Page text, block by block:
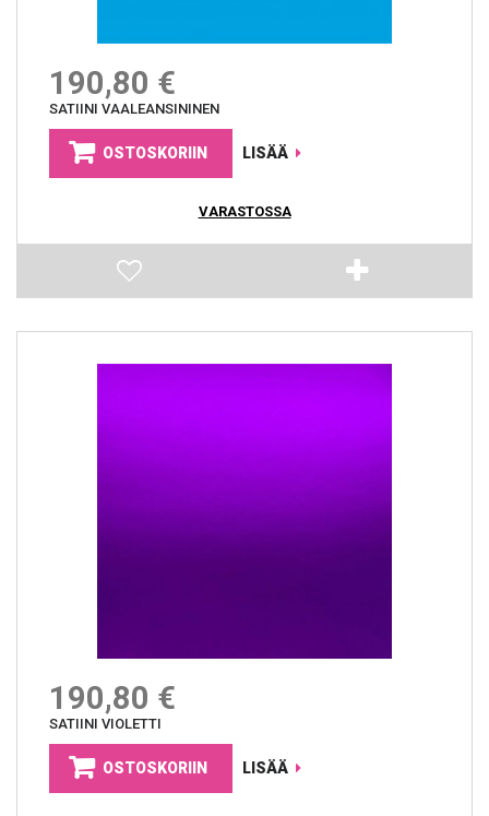
190,80 €
SATIINI VAALEANSININEN
OSTOSKORIIN LISÄÄ
VARASTOSSA
190,80 €
SATIINI VIOLETTI
OSTOSKORIIN LISÄÄ